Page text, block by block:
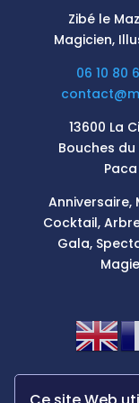
Zibé le
Magicien,
06 10 80
13600 La
Bouches du
Paca
Anniversaire,
Cocktail,
Gala,
Magie